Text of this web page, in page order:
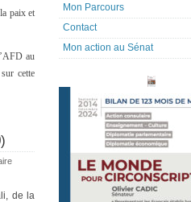
paix et
au
cette
de la
Mon Parcours
Contact
Mon action au Sénat